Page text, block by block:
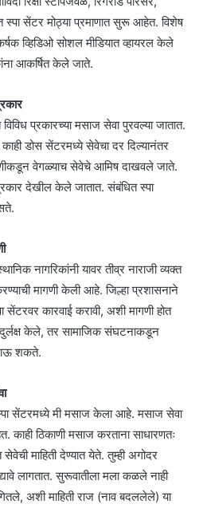
स्पा सेंटर मोठ्या प्रमाणात सुरू आहेत. विशेष
व्हिडिओ सोशल मीडियात व्हायरल केले
आकर्षित केले जाते.
प्रकारच्या मसाज सेवा पुरवल्या जातात.
डोस सेंटरमध्ये सेवेचा दर दिल्यानंतर
वेगळ्याच सेवेचे आमिष दाखवले जाते.
देखील केले जातात. संबंधित स्पा
नागरिकांनी यावर तीव्र नाराजी व्यक्त
मागणी केली आहे. जिल्हा प्रशासनाने
कारवाई करावी, अशी मागणी होत
केले, तर सामाजिक संघटनाकडून
शकते.
सेंटरमध्ये मी मसाज केला आहे. मसाज सेवा
काही ठिकाणी मसाज करताना साधारणतः
माहिती देण्यात येते. तुम्ही अगोदर
लागतात. सुरूवातीला मला कळले नाही
अशी माहिती राज (नाव बदललेले) या